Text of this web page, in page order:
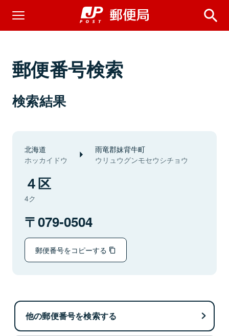
郵便番号検索
検索結果
北海道
ホッカイドウ
雨竜郡妹背牛町
ウリュウグンモセウシチョウ
４区
4ク
079-0504
郵便番号をコピーする
他の郵便番号を検索する